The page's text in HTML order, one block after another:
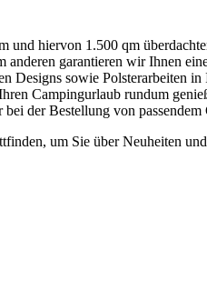
hiervon 1.500 qm
garantieren wir Ihnen
sowie Polsterarbeiten
Campingurlaub rundum
der Bestellung von
um Sie über Neuheiten